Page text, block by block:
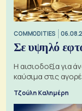
COMMODITIES
Σε υψηλό
Η αισιοδοξία για
καύσιμα στις
Τζούλη Καλημέρη